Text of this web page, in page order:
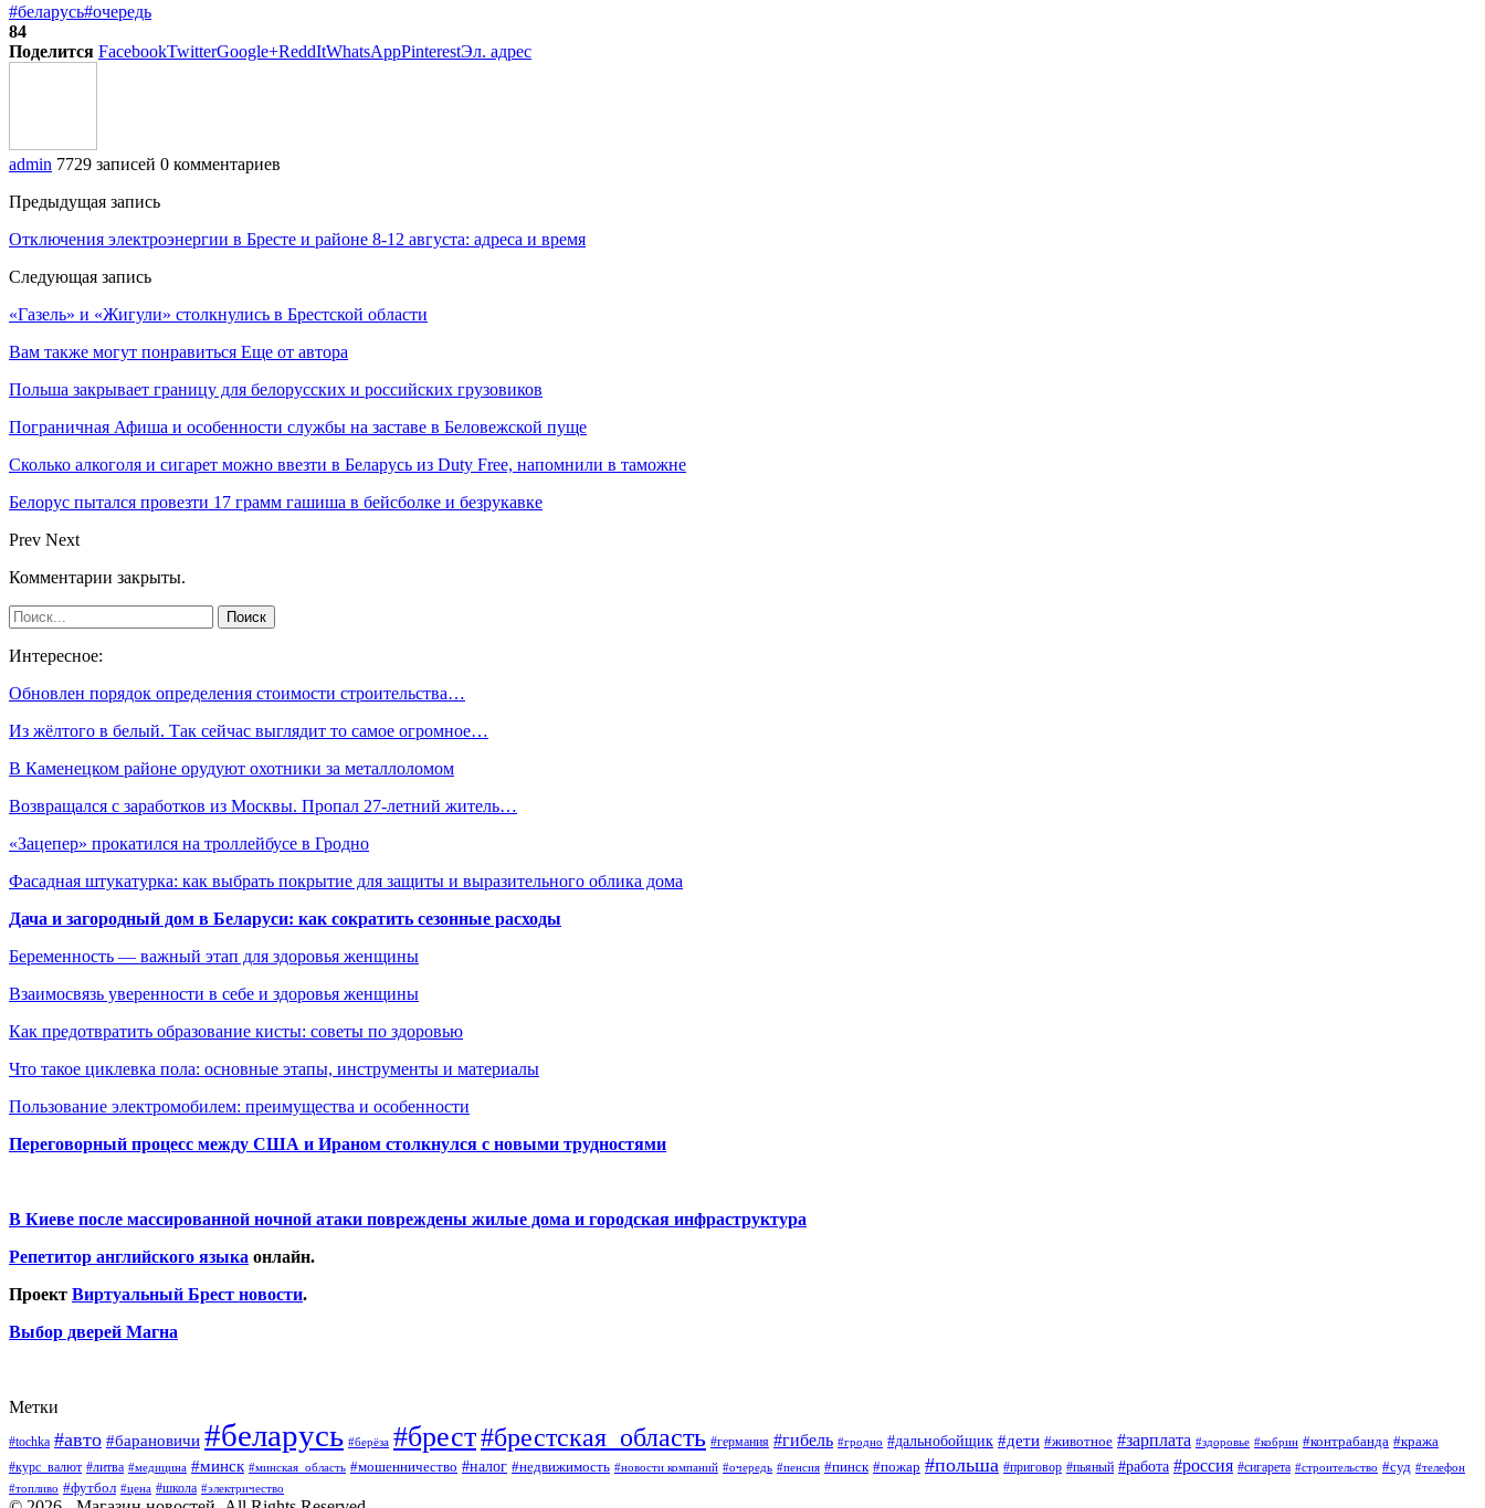
#беларусь#очередь
84
Поделится FacebookTwitterGoogle+ReddItWhatsAppPinterestЭл. адрес
admin 7729 записей 0 комментариев
Предыдущая запись
Отключения электроэнергии в Бресте и районе 8-12 августа: адреса и время
Следующая запись
«Газель» и «Жигули» столкнулись в Брестской области
Вам также могут понравиться Еще от автора
Польша закрывает границу для белорусских и российских грузовиков
Пограничная Афиша и особенности службы на заставе в Беловежской пуще
Сколько алкоголя и сигарет можно ввезти в Беларусь из Duty Free, напомнили в таможне
Белорус пытался провезти 17 грамм гашиша в бейсболке и безрукавке
Prev Next
Комментарии закрыты.
Интересное:
Обновлен порядок определения стоимости строительства…
Из жёлтого в белый. Так сейчас выглядит то самое огромное…
В Каменецком районе орудуют охотники за металлоломом
Возвращался с заработков из Москвы. Пропал 27-летний житель…
«Зацепер» прокатился на троллейбусе в Гродно
Фасадная штукатурка: как выбрать покрытие для защиты и выразительного облика дома
Дача и загородный дом в Беларуси: как сократить сезонные расходы
Беременность — важный этап для здоровья женщины
Взаимосвязь уверенности в себе и здоровья женщины
Как предотвратить образование кисты: советы по здоровью
Что такое циклевка пола: основные этапы, инструменты и материалы
Пользование электромобилем: преимущества и особенности
Переговорный процесс между США и Ираном столкнулся с новыми трудностями
В Киеве после массированной ночной атаки повреждены жилые дома и городская инфраструктура
Репетитор английского языка онлайн.
Проект Виртуальный Брест новости.
Выбор дверей Магна
Метки
#tochka #авто #барановичи #беларусь #берёза #брест#брестская_область #германия #гибель #гродно #дальнобойщик #дети #животное #зарплата #здоровье #кобрин #контрабанда #кража
#курс_валют #литва #медицина #минск #минская_область #мошенничество #налог #недвижимость #новости компаний #очередь #пенсия #пинск #пожар #польша #приговор #пьяный #работа #россия #сигарета #строительство #суд #телефон
#топливо #футбол #цена #школа #электричество